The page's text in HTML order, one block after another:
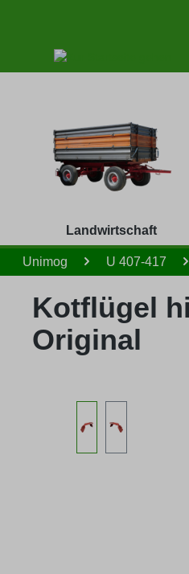
Landwirtschaft
Unimog U 407-417
Kotflügel
Original